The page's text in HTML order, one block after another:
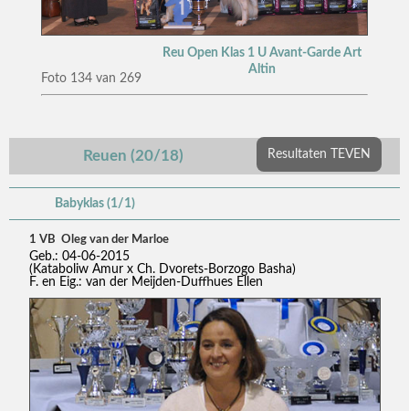
Foto 134 van 269
Reu Open Klas 1 U Avant-Garde Art
Altin
Reuen (20/18) Resultaten TEVEN
Babyklas (1/1)
1 VB Oleg van der Marloe
Geb.: 04-06-2015
(Kataboliw Amur x Ch. Dvorets-Borzogo Basha)
F. en Eig.: van der Meijden-Duffhues Ellen